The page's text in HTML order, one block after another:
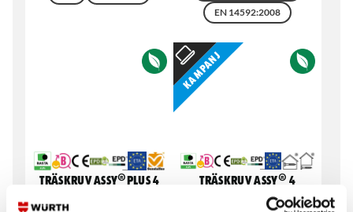
EN 14592:2008
Träskruv ASSY®Plus 4
Kampanj
Träskruv ASSY® 4
Nordic C4 TFT CSMP